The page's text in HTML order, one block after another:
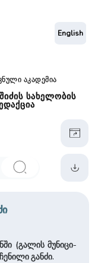
აკადემია
სახელობის
English
(გალის მუ­ნი­ცი­
განძი.